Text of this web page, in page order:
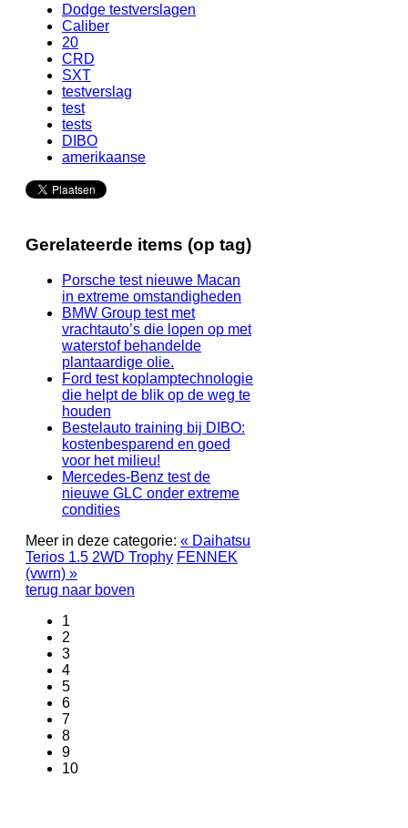
Dodge testverslagen
Caliber
20
CRD
SXT
testverslag
test
tests
DIBO
amerikaanse
Gerelateerde items (op tag)
Porsche test nieuwe Macan
in extreme omstandigheden
BMW Group test met
vrachtauto’s die lopen op met
waterstof behandelde
plantaardige olie.
Ford test koplamptechnologie
die helpt de blik op de weg te
houden
Bestelauto training bij DIBO:
kostenbesparend en goed
voor het milieu!
Mercedes-Benz test de
nieuwe GLC onder extreme
condities
Meer in deze categorie: « Daihatsu
Terios 1.5 2WD Trophy FENNEK
(vwrn) »
terug naar boven
1
2
3
4
5
6
7
8
9
10